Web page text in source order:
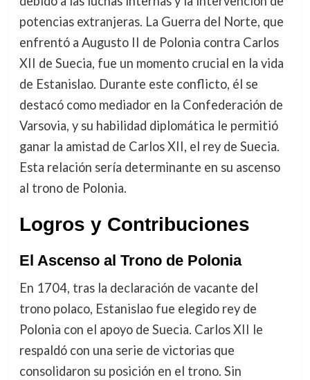
potencias extranjeras. La Guerra del Norte, que
enfrentó a Augusto II de Polonia contra Carlos
XII de Suecia, fue un momento crucial en la vida
de Estanislao. Durante este conflicto, él se
destacó como mediador en la Confederación de
Varsovia, y su habilidad diplomática le permitió
ganar la amistad de Carlos XII, el rey de Suecia.
Esta relación sería determinante en su ascenso
al trono de Polonia.
Logros y Contribuciones
El Ascenso al Trono de Polonia
En 1704, tras la declaración de vacante del
trono polaco, Estanislao fue elegido rey de
Polonia con el apoyo de Suecia. Carlos XII le
respaldó con una serie de victorias que
consolidaron su posición en el trono. Sin